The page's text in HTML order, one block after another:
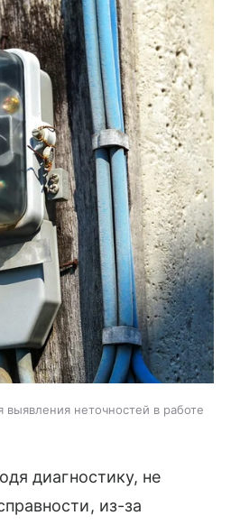
неточностей в работе
диагностику, не
из-за